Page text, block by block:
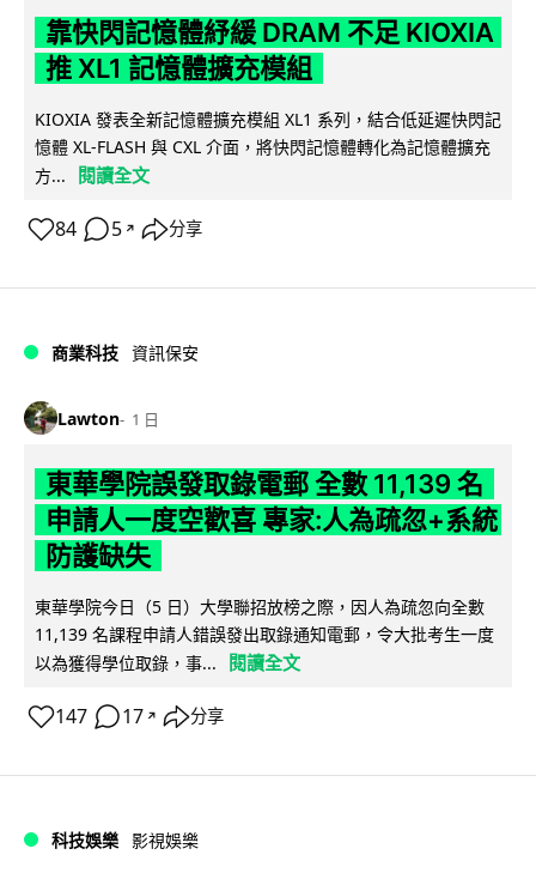
靠快閃記憶體紓緩 DRAM 不足 KIOXIA
推 XL1 記憶體擴充模組
KIOXIA 發表全新記憶體擴充模組 XL1 系列，結合低延遲快閃記
憶體 XL-FLASH 與 CXL 介面，將快閃記憶體轉化為記憶體擴充
方...
閱讀全文
84 5 ↗ 分享
商業科技 資訊保安
Lawton 1 日
東華學院誤發取錄電郵 全數 11,139 名
申請人一度空歡喜 專家:人為疏忽+系統
防護缺失
東華學院今日（5 日）大學聯招放榜之際，因人為疏忽向全數
11,139 名課程申請人錯誤發出取錄通知電郵，令大批考生一度
以為獲得學位取錄，事...
閱讀全文
147 17 ↗ 分享
科技娛樂 影視娛樂